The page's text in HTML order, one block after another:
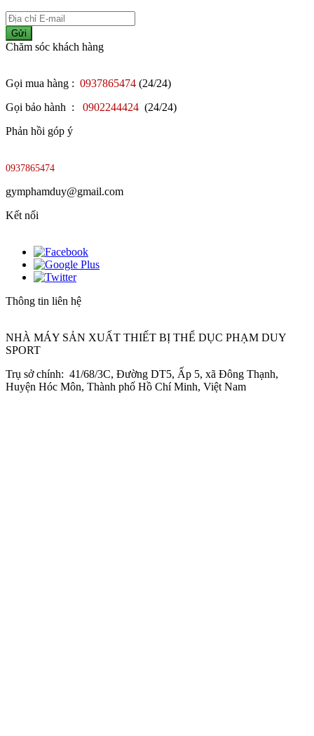
Gửi
Chăm sóc khách hàng
Gọi mua hàng : 0937865474 (24/24)
Gọi bảo hành :
0902244424 (24/24)
Phản hồi góp ý
0937865474
gymphamduy@gmail.com
Kết nối
Thông tin liên hệ
NHÀ MÁY SẢN XUẤT THIẾT BỊ THỂ DỤC PHẠM DUY
SPORT
Trụ sở chính: 41/68/3C, Đường DT5, Ấp 5, xã Đông Thạnh,
Huyện Hóc Môn, Thành phố Hồ Chí Minh, Việt Nam